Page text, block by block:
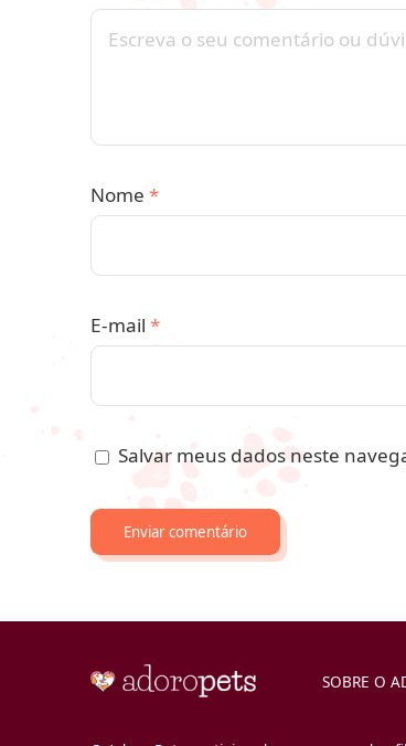
Nome *
E-mail *
Salvar meus dados neste
SOBRE O